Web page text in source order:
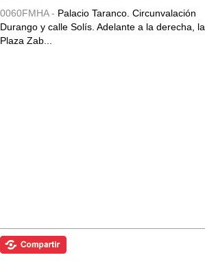
0060FMHA - Palacio Taranco. Circunvalación
Durango y calle Solís. Adelante a la derecha, la
Plaza Zab...